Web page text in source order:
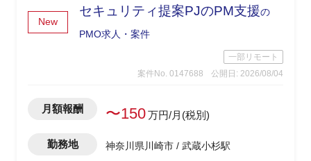
New
セキュリティ提案PJのPM支援の
PMO求人・案件
一部リモート
案件No. 0147688
公開日: 2026/08/04
月額報酬 〜150万円/月(税別)
勤務地 神奈川県川崎市 / 武蔵小杉駅